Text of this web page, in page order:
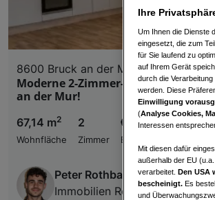
8600 Bruck an der Mur
Moderne 2-Zimmer-Wohnung mit
an der Mur!
67,14 m2
Wohnfläche
2
Zimmer
€ 564,18
Bruttomiete
Peter Rothbart jun.
Immobilien Rothbart GmbH
Ihre
Um Ihnen die Dienste
eingesetzt, die zum
für Sie laufend zu
auf Ihrem Gerät
durch die
werden. Diese
Einwilligung
(Analyse Cookies,
Interessen
Mit diesen dafür
außerhalb der EU
verarbeitet. Den USA
bescheinigt. Es
und